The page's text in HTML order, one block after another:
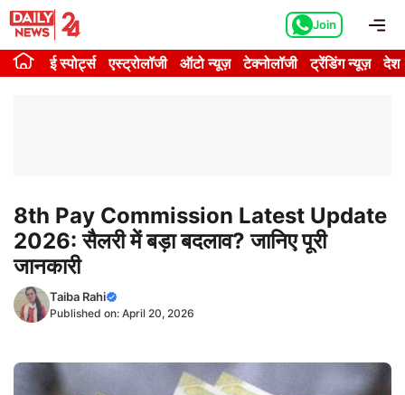
Skip
content
Join
ई स्पोर्ट्स एस्ट्रोलॉजी ऑटो न्यूज़ टेक्नोलॉजी ट्रेंडिंग न्यूज़ देश
8th Pay Commission Latest Update
2026: सैलरी में बड़ा बदलाव? जानिए पूरी
जानकारी
Taiba Rahi
Published on: April 20, 2026